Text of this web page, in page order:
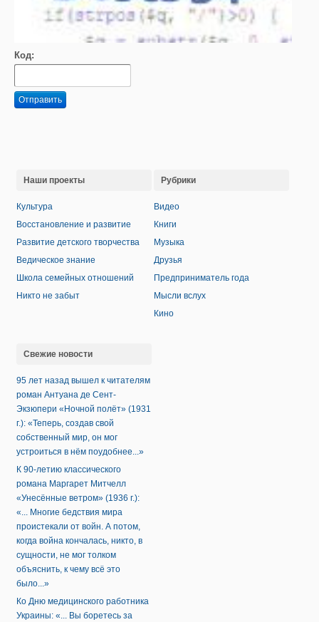
Код:
Отправить
Наши проекты
Культура
Восстановление и развитие
Развитие детского творчества
Ведическое знание
Школа семейных отношений
Никто не забыт
Рубрики
Видео
Книги
Музыка
Друзья
Предприниматель года
Мысли вслух
Кино
Свежие новости
95 лет назад вышел к читателям
роман Антуана де Сент-
Экзюпери «Ночной полёт» (1931
г.): «Теперь, создав свой
собственный мир, он мог
устроиться в нём поудобнее...»
К 90-летию классического
романа Маргарет Митчелл
«Унесённые ветром» (1936 г.):
«... Многие бедствия мира
проистекали от войн. А потом,
когда война кончалась, никто, в
сущности, не мог толком
объяснить, к чему всё это
было...»
Ко Дню медицинского работника
Украины: «... Вы боретесь за